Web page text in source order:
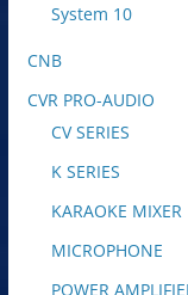
System 10
CNB
CVR PRO-AUDIO
CV SERIES
K SERIES
KARAOKE MIXER
MICROPHONE
POWER